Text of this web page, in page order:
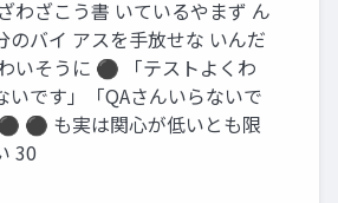
わざこう書 いているやまず ん
のバイ アスを手放せな いんだ
いそうに ⚫ 「テストよくわ
いです」「QAさんいらないで
⚫ も実は関心が低いとも限
30